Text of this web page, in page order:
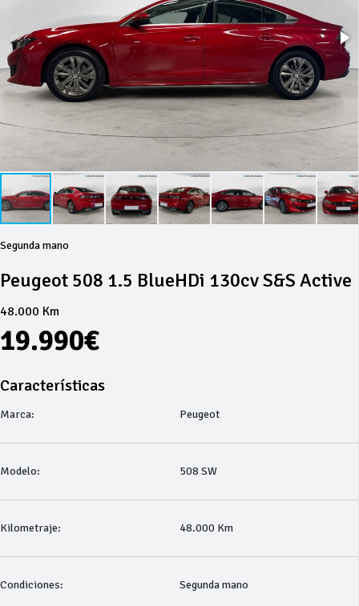
Segunda mano
Peugeot 508 1.5 BlueHDi 130cv S&S Active
48.000 Km
19.990€
Características
Marca: Peugeot
Modelo: 508 SW
Kilometraje: 48.000 Km
Condiciones: Segunda mano